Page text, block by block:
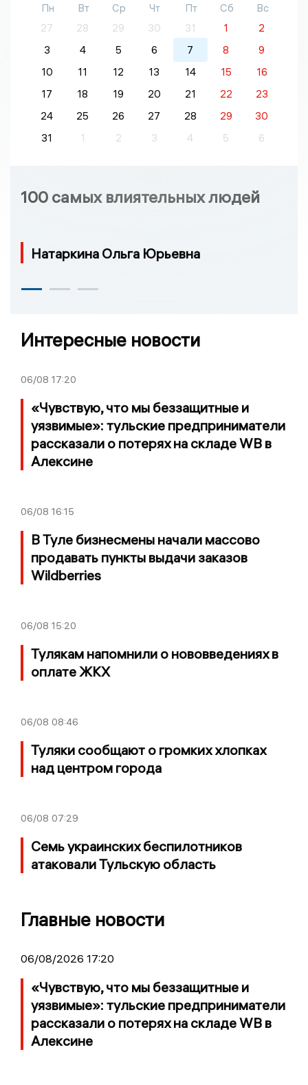
Пн Вт Ср Чт Пт Сб
Вс
27
28 29 30 31 1
2
3
4 5 6 7 8
9
10
11 12 13 14 15
16
17
18 19 20 21 22
23
24
25 26 27 28 29
30
31
1 2 3 4 5 6
100 самых влиятельных людей
Натаркина Ольга Юрьевна
Интересные новости
06/08 17:20
«Чувствую, что мы беззащитные и
уязвимые»: тульские предприниматели
рассказали о потерях на складе WB в
Алексине
06/08 16:15
В Туле бизнесмены начали массово
продавать пункты выдачи заказов
Wildberries
06/08 15:20
Тулякам напомнили о нововведениях в
оплате ЖКХ
06/08 08:46
Туляки сообщают о громких хлопках
над центром города
06/08 07:29
Семь украинских беспилотников
атаковали Тульскую область
Главные новости
06/08/2026 17:20
«Чувствую, что мы беззащитные и
уязвимые»: тульские предприниматели
рассказали о потерях на складе WB в
Алексине